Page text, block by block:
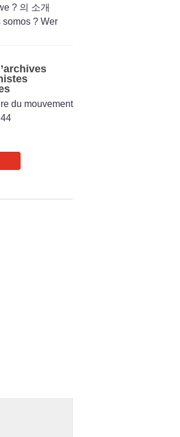
? 의 소개
somos ? Wer
du mouvement